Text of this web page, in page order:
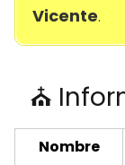
Vicente.
⛪
Nombre